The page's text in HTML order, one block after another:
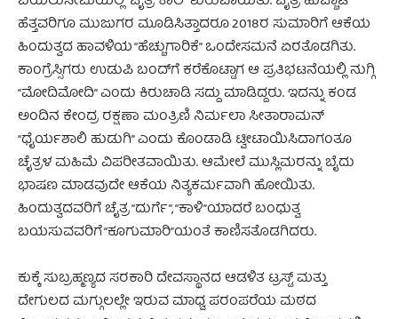
ಹೆತ್ತವರಿಗೂ ಮುಜುಗರ ಮೂಡಿಸಿತ್ತಾದರೂ 2018ರ ಸುಮಾರಿಗೆ ಆಕೆಯ
ಹಿಂದುತ್ವದ ಹಾವಳಿಯ “ಹೆಚ್ಚುಗಾರಿಕೆ” ಒಂದೇಸಮನೆ ಏರತೊಡಗಿತು.
ಕಾಂಗ್ರೆಸ್ಸಿಗರು ಉಡುಪಿ ಬಂದ್‌ಗೆ ಕರೆಕೊಟ್ಟಾಗ ಆ ಪ್ರತಿಭಟನೆಯಲ್ಲಿ ನುಗ್ಗಿ
“ಮೋದಿಮೋದಿ” ಎಂದು ಕಿರುಚಾಡಿ ಸದ್ದು ಮಾಡಿದ್ದರು. ಇದನ್ನು ಕಂಡ
ಅಂದಿನ ಕೇಂದ್ರ ರಕ್ಷಣಾ ಮಂತ್ರಿಣಿ ನಿರ್ಮಲಾ ಸೀತಾರಾಮನ್
“ಧೈರ್ಯಶಾಲಿ ಹುಡುಗಿ” ಎಂದು ಕೊಂಡಾಡಿ ಟ್ವೀಟಾಯಿಸಿದಾಗಂತೂ
ಚೈತ್ರಳ ಮಹಿಮೆ ವಿಪರೀತವಾಯಿತು. ಆಮೇಲೆ ಮುಸ್ಲಿಮರನ್ನು ಬೈದು
ಭಾಷಣ ಮಾಡವುದೇ ಆಕೆಯ ನಿತ್ಯಕರ್ಮವಾಗಿ ಹೋಯಿತು.
ಹಿಂದುತ್ವದವರಿಗೆ ಚೈತ್ರ “ದುರ್ಗೆ”, “ಕಾಳಿ”ಯಾದರೆ ಬಂಧುತ್ವ
ಬಯಸುವವರಿಗೆ “ಕೂಗುಮಾರಿ”ಯಂತೆ ಕಾಣಿಸತೊಡಗಿದರು.
ಕುಕ್ಕೆ ಸುಬ್ರಹ್ಮಣ್ಯದ ಸರಕಾರಿ ದೇವಸ್ಥಾನದ ಆಡಳಿತ ಟ್ರಸ್ಟ್ ಮತ್ತು
ದೇಗುಲದ ಮಗ್ಗುಲಲ್ಲೇ ಇರುವ ಮಾಧ್ವ ಪರಂಪರೆಯ ಮಠದ